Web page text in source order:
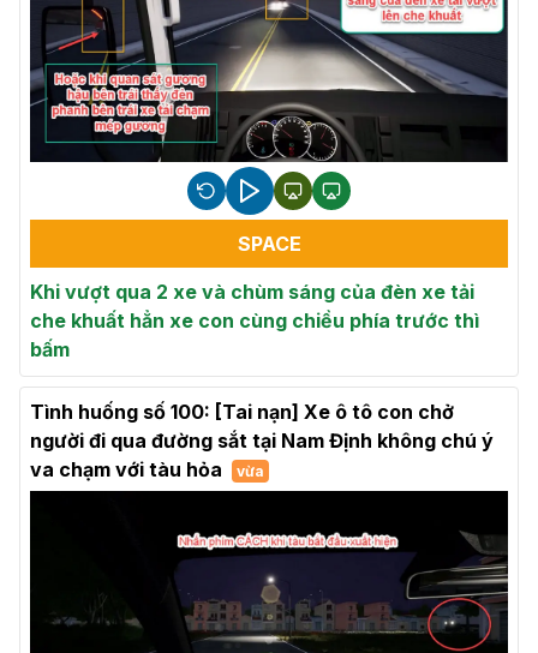
SPACE
Khi vượt qua 2 xe và chùm sáng của đèn xe tải
che khuất hẳn xe con cùng chiều phía trước thì
bấm
Tình huống số 100: [Tai nạn] Xe ô tô con chở
người đi qua đường sắt tại Nam Định không chú ý
va chạm với tàu hỏa
vừa